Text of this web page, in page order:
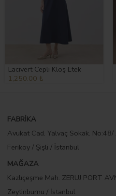
Lacivert Cepli Kloş Etek
1,250.00 ₺
FABRİKA
Avukat Cad. Yalvaç Sokak. No:48/
Feriköy / Şişli / İstanbul
MAĞAZA
Kazlıçeşme Mah. ZERUJ PORT
Zeytinburnu / İstanbul